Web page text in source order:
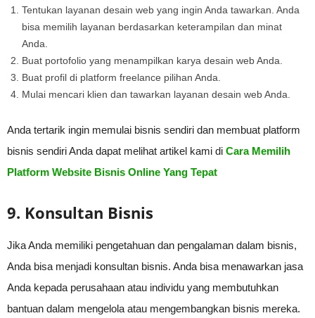
Tentukan layanan desain web yang ingin Anda tawarkan. Anda
bisa memilih layanan berdasarkan keterampilan dan minat
Anda.
Buat portofolio yang menampilkan karya desain web Anda.
Buat profil di platform freelance pilihan Anda.
Mulai mencari klien dan tawarkan layanan desain web Anda.
Anda tertarik ingin memulai bisnis sendiri dan membuat platform
bisnis sendiri Anda dapat melihat artikel kami di Cara Memilih
Platform Website Bisnis Online Yang Tepat
9. Konsultan Bisnis
Jika Anda memiliki pengetahuan dan pengalaman dalam bisnis,
Anda bisa menjadi konsultan bisnis. Anda bisa menawarkan jasa
Anda kepada perusahaan atau individu yang membutuhkan
bantuan dalam mengelola atau mengembangkan bisnis mereka.